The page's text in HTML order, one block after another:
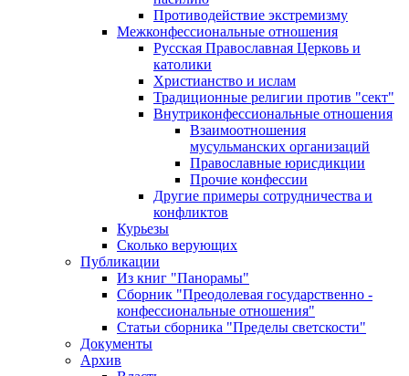
Противодействие экстремизму
Межконфессиональные отношения
Русская Православная Церковь и
католики
Христианство и ислам
Традиционные религии против "сект"
Внутриконфессиональные отношения
Взаимоотношения
мусульманских организаций
Православные юрисдикции
Прочие конфессии
Другие примеры сотрудничества и
конфликтов
Курьезы
Сколько верующих
Публикации
Из книг "Панорамы"
Сборник "Преодолевая государственно -
конфессиональные отношения"
Статьи сборника "Пределы светскости"
Документы
Архив